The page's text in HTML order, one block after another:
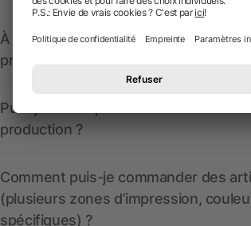
À quoi doivent ressembler les
propose-t-il un service pour les créer ?
Puis-je voir à quoi ressembleront
production ?
Comment puis-je commander des
(plusieurs zones d’impression,
spécifiques) ?